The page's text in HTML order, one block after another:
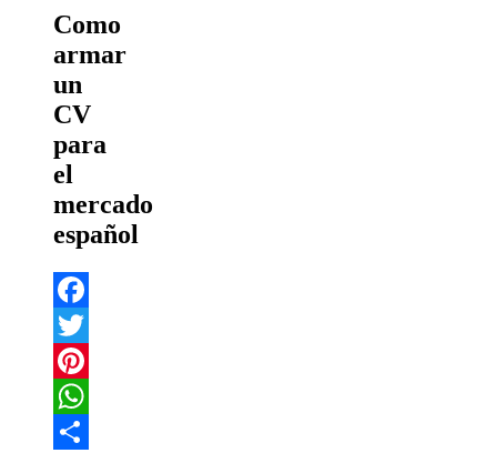
Como
armar
un
CV
para
el
mercado
español
Facebook
Twitter
Pinterest
WhatsApp